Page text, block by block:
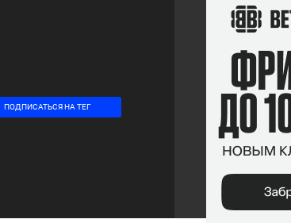
ПОДПИСАТЬСЯ НА ТЕГ